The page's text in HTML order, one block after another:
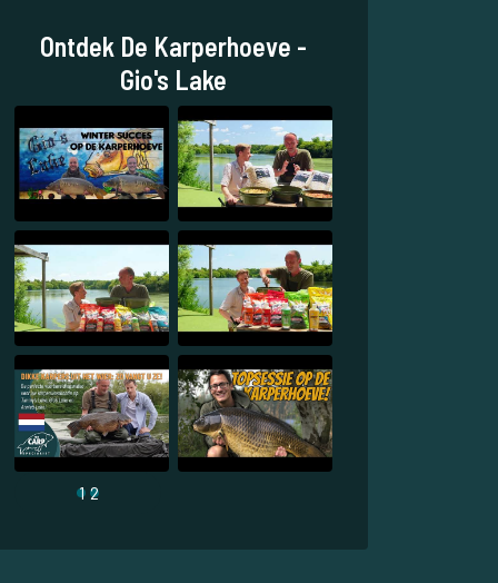
Ontdek De Karperhoeve -
Gio's Lake
1 2